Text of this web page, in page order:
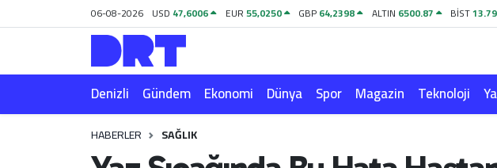
06-08-2026 USD 47,6006 EUR55,0250 GBP64,2398 ALTIN 6500.87 BİST
Denizli Gündem Ekonomi Dünya Spor Magazin Teknoloji
HABERLER SAĞLIK
Gündem
Ekonomi
Hava Durumu
Trafik Durumu
Puan Durumu ve Fikstür